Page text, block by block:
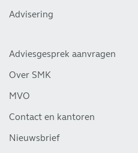
Advisering
Adviesgesprek aanvragen
Over SMK
MVO
Contact en kantoren
Nieuwsbrief